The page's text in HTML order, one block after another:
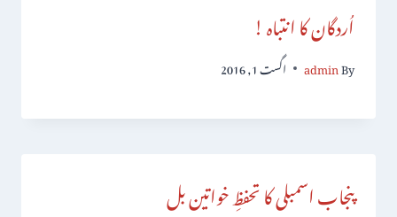
اُردگان کا انتباہ !
By
admin اگست 1, 2016
پنجاب اسمبلی کا تحفظِ خواتین بل